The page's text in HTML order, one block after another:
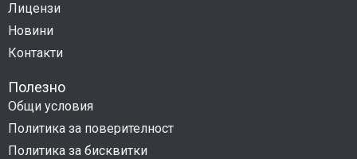
Лицензи
Новини
Контакти
Полезно
Общи условия
Политика за поверителност
Политика за бисквитки